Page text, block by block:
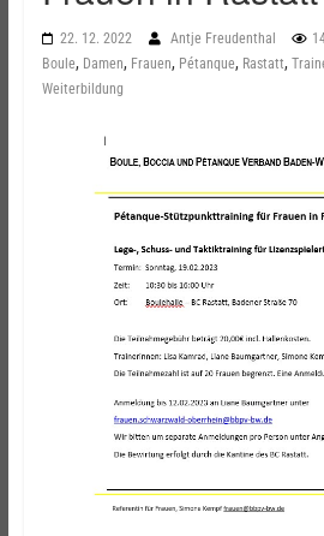
22. 12. 2022 Antje Freudenthal
Boule, Damen, Frauen, Pétanque, Rastatt,
Weiterbildung